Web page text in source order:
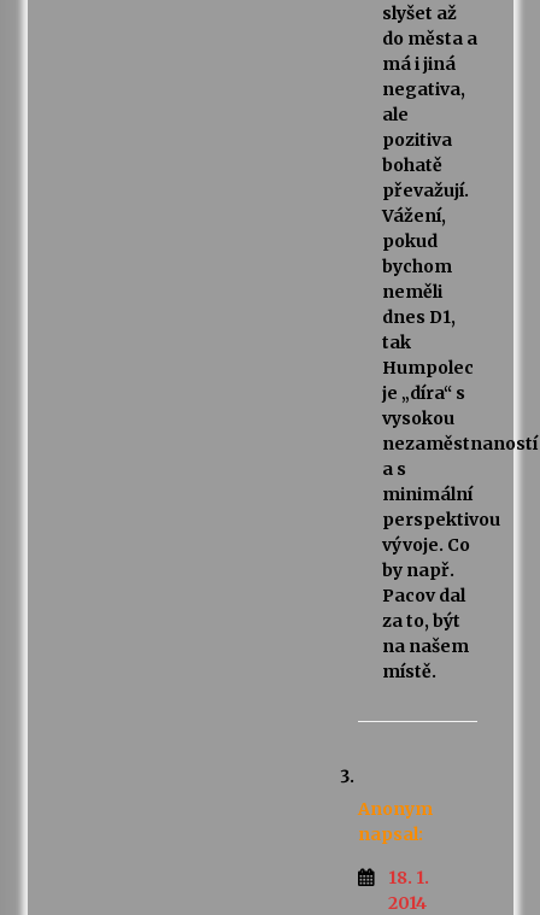
slyšet až
do města a
má i jiná
negativa,
ale
pozitiva
bohatě
převažují.
Vážení,
pokud
bychom
neměli
dnes D1,
tak
Humpolec
je „díra“ s
vysokou
nezaměstnaností
a s
minimální
perspektivou
vývoje. Co
by např.
Pacov dal
za to, být
na našem
místě.
Anonym
napsal:
18. 1.
2014